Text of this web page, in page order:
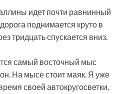
идет почти равнинный
поднимается круто в
тридцать спускается вниз.
самый восточный мыс
На мысе стоит маяк. Я уже
своей автокругосветки,